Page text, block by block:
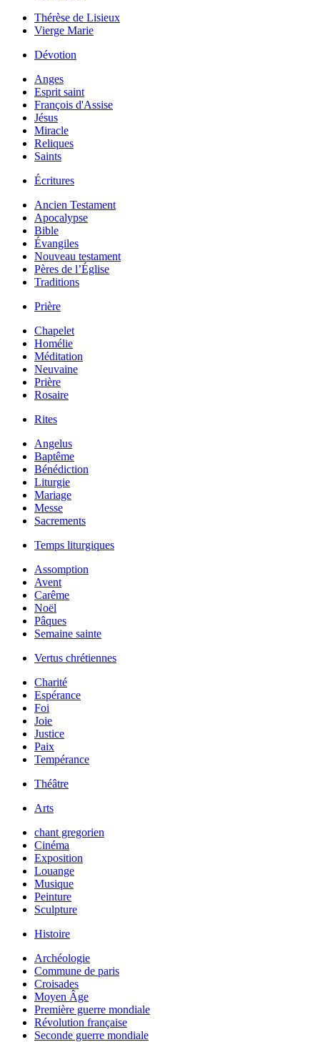
Thérèse de Lisieux
Vierge Marie
Dévotion
Anges
Esprit saint
François d'Assise
Jésus
Miracle
Reliques
Saints
Écritures
Ancien Testament
Apocalypse
Bible
Évangiles
Nouveau testament
Pères de l’Église
Traditions
Prière
Chapelet
Homélie
Méditation
Neuvaine
Prière
Rosaire
Rites
Angelus
Baptême
Bénédiction
Liturgie
Mariage
Messe
Sacrements
Temps liturgiques
Assomption
Avent
Carême
Noël
Pâques
Semaine sainte
Vertus chrétiennes
Charité
Espérance
Foi
Joie
Justice
Paix
Tempérance
Théâtre
Arts
chant gregorien
Cinéma
Exposition
Louange
Musique
Peinture
Sculpture
Histoire
Archéologie
Commune de paris
Croisades
Moyen Âge
Première guerre mondiale
Révolution française
Seconde guerre mondiale